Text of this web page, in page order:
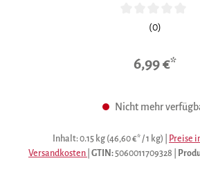
Durchschnittliche Bewertung von
(0)
6,99 €*
Nicht mehr
Inhalt: 0.15 kg (46,60 €* / 1 kg)
Preise
Versandkosten GTIN: 5060011709328